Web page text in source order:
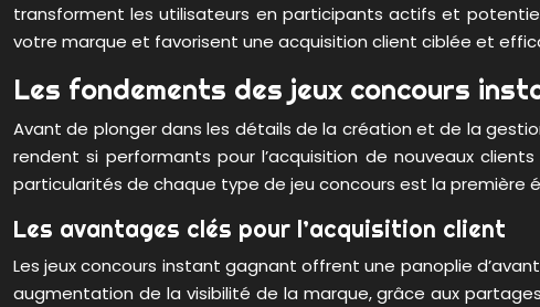
transforment les utilisateurs en participants actifs et
votre marque et favorisent une acquisition client ciblée et
Les fondements des jeux concours
Avant de plonger dans les détails de la création et de la
rendent si performants pour l’acquisition de nouveaux
particularités de chaque type de jeu concours est la première
Les avantages clés pour l’acquisition client
Les jeux concours instant gagnant offrent une panoplie
augmentation de la visibilité de la marque, grâce aux